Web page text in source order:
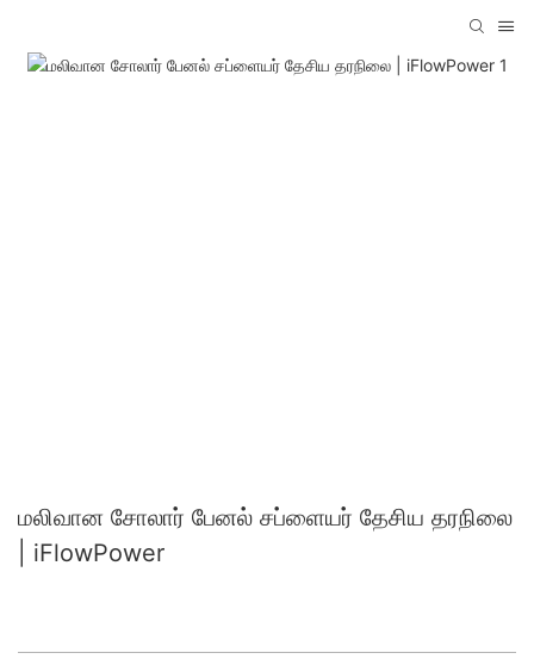
மலிவான சோலார் பேனல் சப்ளையர் தேசிய தரநிலை
| iFlowPower